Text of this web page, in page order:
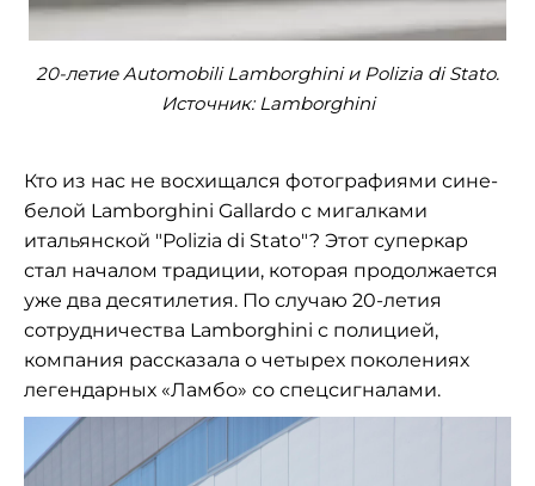
20-летие Automobili Lamborghini и Polizia di Stato.
Источник: Lamborghini
Кто из нас не восхищался фотографиями сине-
белой Lamborghini Gallardo с мигалками
итальянской "Polizia di Stato"? Этот суперкар
стал началом традиции, которая продолжается
уже два десятилетия. По случаю 20-летия
сотрудничества Lamborghini с полицией,
компания рассказала о четырех поколениях
легендарных «Ламбо» со спецсигналами.